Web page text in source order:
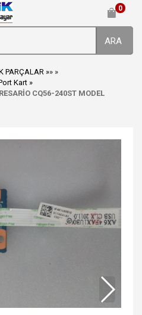
0
ARA
PARÇALAR
» »
Kart
CQ56-240ST MODEL